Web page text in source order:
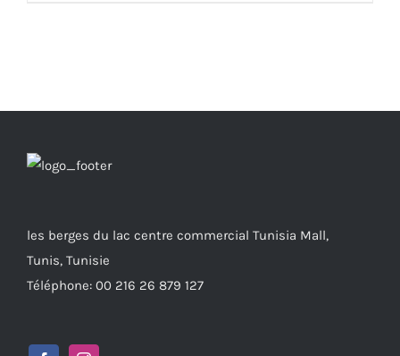
les berges du lac centre commercial Tunisia Mall,
Tunis, Tunisie
Téléphone: 00 216 26 879 127